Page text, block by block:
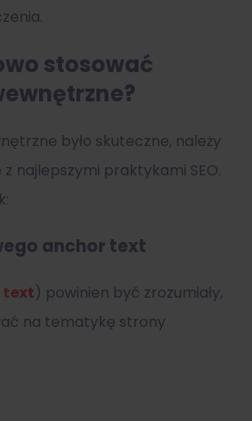
stosować
było skuteczne, należy
najlepszymi praktykami SEO.
anchor text
text) powinien być zrozumiały,
na tematykę strony